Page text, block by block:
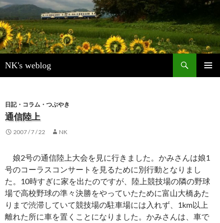
NK's weblog
索
ン
ツ
ス
プ
日記・コラム・つぶやき
通信陸上
2007 / 7 / 22 NK
娘2号の通信陸上大会を見に行きました。かみさんは娘1
号のコーラスコンサートを見るために別行動となりまし
た。10時すぎに家を出たのですが、陸上競技場の隣の野球
場で高校野球の準々決勝をやっていたために富山大橋あた
りまで渋滞していて競技場の駐車場には入れず、1km以上
離れた所に車を置くことになりました。かみさんは、車で